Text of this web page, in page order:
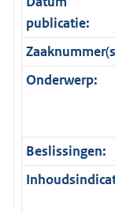
publicatie:
Onderwerp:
Beslissingen: